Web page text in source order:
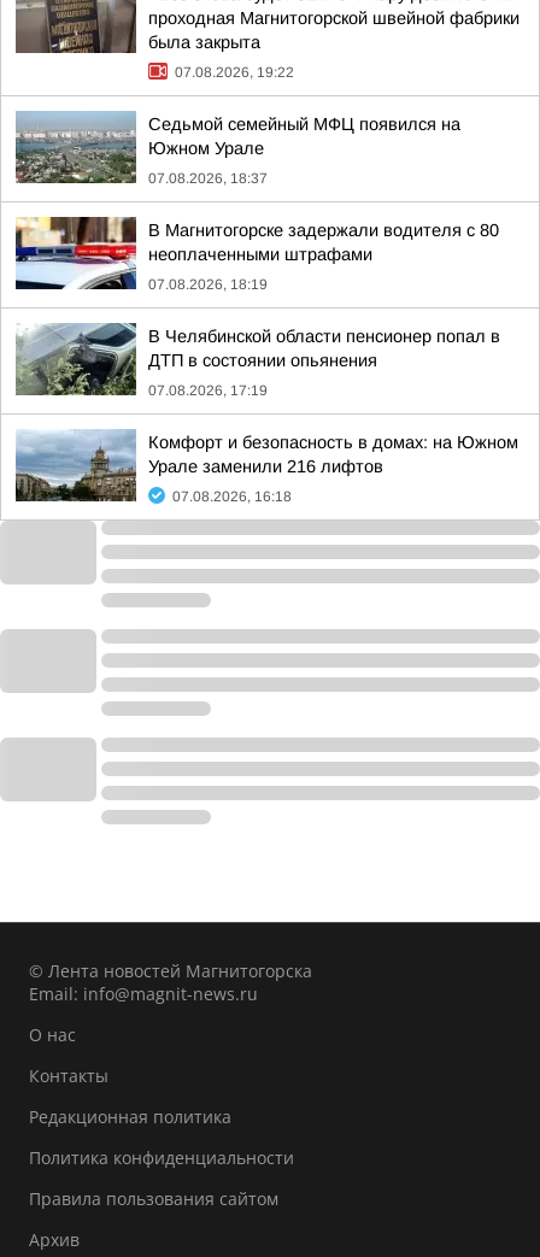
проходная Магнитогорской швейной фабрики
была закрыта
07.08.2026, 19:22
Седьмой семейный МФЦ появился на
Южном Урале
07.08.2026, 18:37
В Магнитогорске задержали водителя с 80
неоплаченными штрафами
07.08.2026, 18:19
В Челябинской области пенсионер попал в
ДТП в состоянии опьянения
07.08.2026, 17:19
Комфорт и безопасность в домах: на Южном
Урале заменили 216 лифтов
07.08.2026, 16:18
© Лента новостей Магнитогорска
Email: info@magnit-news.ru
О нас
Контакты
Редакционная политика
Политика конфиденциальности
Правила пользования сайтом
Архив